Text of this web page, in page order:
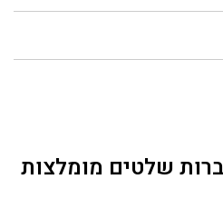
שלטים מומלצות